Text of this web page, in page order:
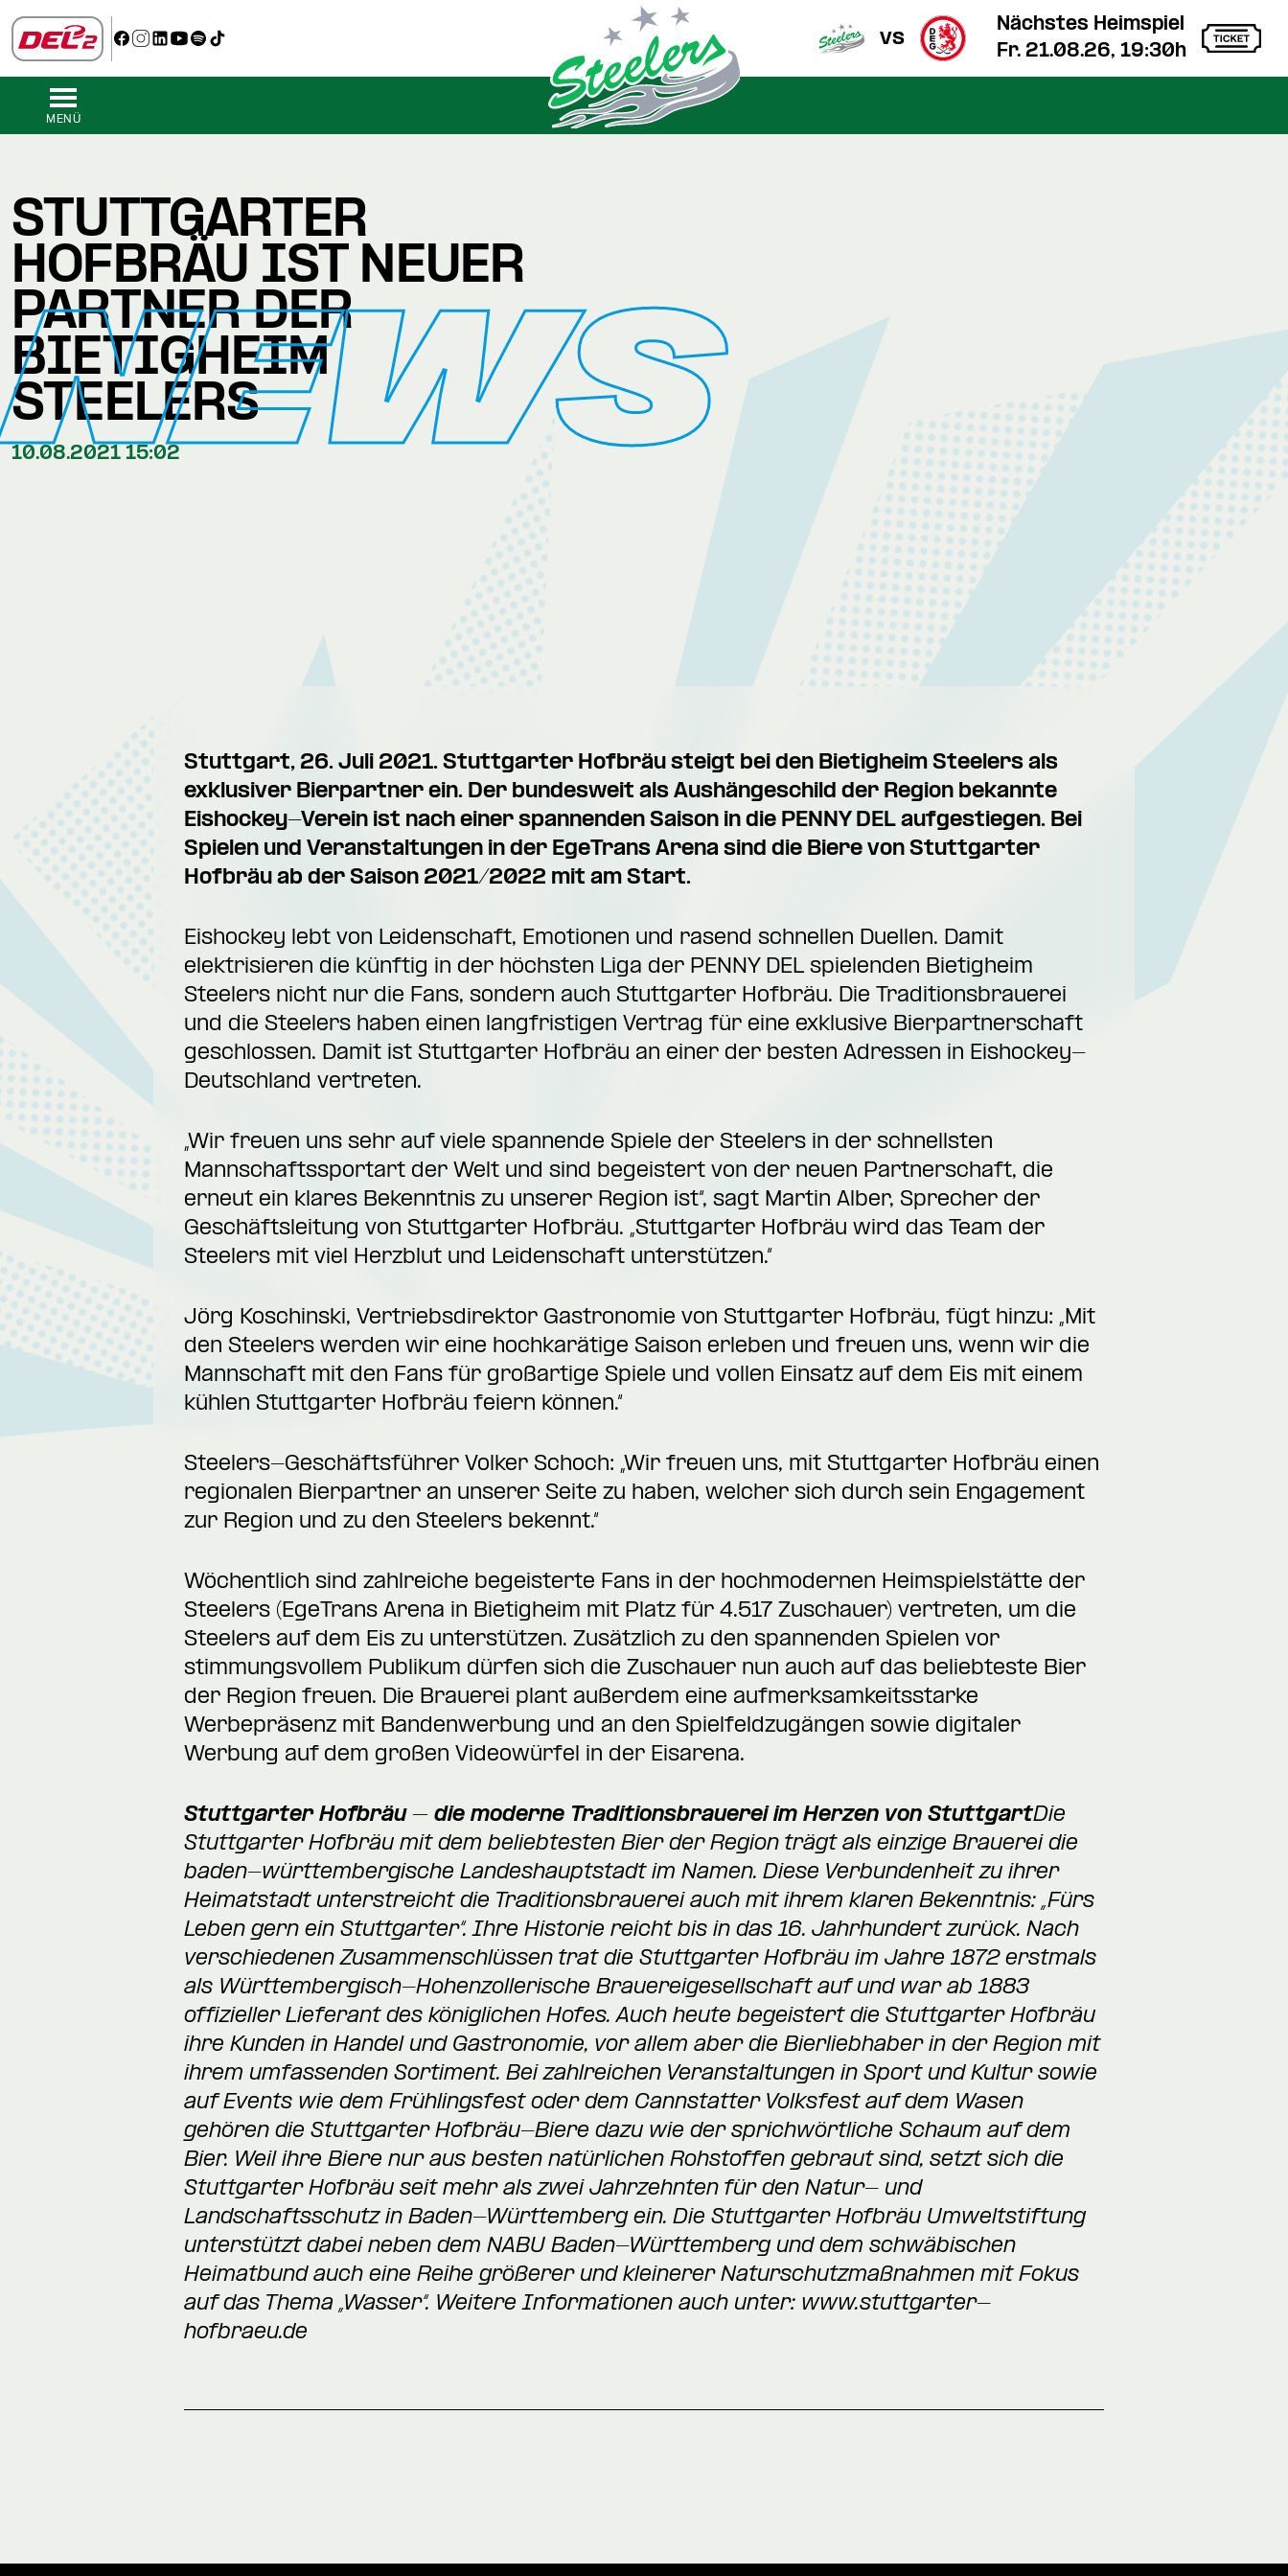
vs
Nächstes Heimspiel
Fr. 21.08.26, 19:30h
MENÜ
NEWS
STUTTGARTER
HOFBRÄU IST NEUER
PARTNER DER
BIETIGHEIM
STEELERS
10.08.2021 15:02
Stuttgart, 26. Juli 2021. Stuttgarter Hofbräu steigt bei den Bietigheim Steelers als
exklusiver Bierpartner ein. Der bundesweit als Aushängeschild der Region bekannte
Eishockey-Verein ist nach einer spannenden Saison in die PENNY DEL aufgestiegen. Bei
Spielen und Veranstaltungen in der EgeTrans Arena sind die Biere von Stuttgarter
Hofbräu ab der Saison 2021/2022 mit am Start.
Eishockey lebt von Leidenschaft, Emotionen und rasend schnellen Duellen. Damit
elektrisieren die künftig in der höchsten Liga der PENNY DEL spielenden Bietigheim
Steelers nicht nur die Fans, sondern auch Stuttgarter Hofbräu. Die Traditionsbrauerei
und die Steelers haben einen langfristigen Vertrag für eine exklusive Bierpartnerschaft
geschlossen. Damit ist Stuttgarter Hofbräu an einer der besten Adressen in Eishockey-
Deutschland vertreten.
„Wir freuen uns sehr auf viele spannende Spiele der Steelers in der schnellsten
Mannschaftssportart der Welt und sind begeistert von der neuen Partnerschaft, die
erneut ein klares Bekenntnis zu unserer Region ist“, sagt Martin Alber, Sprecher der
Geschäftsleitung von Stuttgarter Hofbräu. „Stuttgarter Hofbräu wird das Team der
Steelers mit viel Herzblut und Leidenschaft unterstützen.“
Jörg Koschinski, Vertriebsdirektor Gastronomie von Stuttgarter Hofbräu, fügt hinzu: „Mit
den Steelers werden wir eine hochkarätige Saison erleben und freuen uns, wenn wir die
Mannschaft mit den Fans für großartige Spiele und vollen Einsatz auf dem Eis mit einem
kühlen Stuttgarter Hofbräu feiern können.“
Steelers-Geschäftsführer Volker Schoch: „Wir freuen uns, mit Stuttgarter Hofbräu einen
regionalen Bierpartner an unserer Seite zu haben, welcher sich durch sein Engagement
zur Region und zu den Steelers bekennt.“
Wöchentlich sind zahlreiche begeisterte Fans in der hochmodernen Heimspielstätte der
Steelers (EgeTrans Arena in Bietigheim mit Platz für 4.517 Zuschauer) vertreten, um die
Steelers auf dem Eis zu unterstützen. Zusätzlich zu den spannenden Spielen vor
stimmungsvollem Publikum dürfen sich die Zuschauer nun auch auf das beliebteste Bier
der Region freuen. Die Brauerei plant außerdem eine aufmerksamkeitsstarke
Werbepräsenz mit Bandenwerbung und an den Spielfeldzugängen sowie digitaler
Werbung auf dem großen Videowürfel in der Eisarena.
Stuttgarter Hofbräu – die moderne Traditionsbrauerei im Herzen von StuttgartDie
Stuttgarter Hofbräu mit dem beliebtesten Bier der Region trägt als einzige Brauerei die
baden-württembergische Landeshauptstadt im Namen. Diese Verbundenheit zu ihrer
Heimatstadt unterstreicht die Traditionsbrauerei auch mit ihrem klaren Bekenntnis: „Fürs
Leben gern ein Stuttgarter“. Ihre Historie reicht bis in das 16. Jahrhundert zurück. Nach
verschiedenen Zusammenschlüssen trat die Stuttgarter Hofbräu im Jahre 1872 erstmals
als Württembergisch-Hohenzollerische Brauereigesellschaft auf und war ab 1883
offizieller Lieferant des königlichen Hofes. Auch heute begeistert die Stuttgarter Hofbräu
ihre Kunden in Handel und Gastronomie, vor allem aber die Bierliebhaber in der Region mit
ihrem umfassenden Sortiment. Bei zahlreichen Veranstaltungen in Sport und Kultur sowie
auf Events wie dem Frühlingsfest oder dem Cannstatter Volksfest auf dem Wasen
gehören die Stuttgarter Hofbräu-Biere dazu wie der sprichwörtliche Schaum auf dem
Bier. Weil ihre Biere nur aus besten natürlichen Rohstoffen gebraut sind, setzt sich die
Stuttgarter Hofbräu seit mehr als zwei Jahrzehnten für den Natur- und
Landschaftsschutz in Baden-Württemberg ein. Die Stuttgarter Hofbräu Umweltstiftung
unterstützt dabei neben dem NABU Baden-Württemberg und dem schwäbischen
Heimatbund auch eine Reihe größerer und kleinerer Naturschutzmaßnahmen mit Fokus
auf das Thema „Wasser“. Weitere Informationen auch unter: www.stuttgarter-
hofbraeu.de